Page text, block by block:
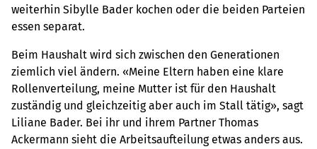
weiterhin Sibylle Bader kochen oder die beiden Parteien
essen separat.
Beim Haushalt wird sich zwischen den Generationen
ziemlich viel ändern. «Meine Eltern haben eine klare
Rollenverteilung, meine Mutter ist für den Haushalt
zuständig und gleichzeitig aber auch im Stall tätig», sagt
Liliane Bader. Bei ihr und ihrem Partner Thomas
Ackermann sieht die Arbeitsaufteilung etwas anders aus.